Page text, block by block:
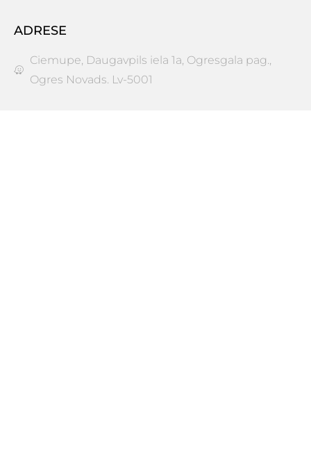
ADRESE
Ciemupe, Daugavpils iela 1a, Ogresgala pag.,
Ogres Novads. Lv-5001